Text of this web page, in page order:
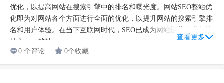
优化，以提高网站在搜索引擎中的排名和曝光度。网站SEO整站优
化即为对网站各个方面进行全面的优化，以提升网站的搜索引擎排
名和用户体验。在当下互联网时代，SEO已成为网站运营的必备技
艺之一。整站...
查看更多
0 个评论
0个收藏